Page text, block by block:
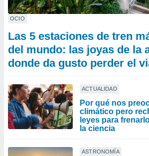
OCIO
Las 5 estaciones de tren
del mundo: las joyas de la
donde da gusto perder el
ACTUALIDAD
Por qué nos
climático pero
leyes para
la ciencia
ASTRONOMÍA